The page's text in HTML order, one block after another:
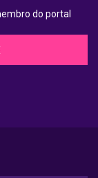
do portal